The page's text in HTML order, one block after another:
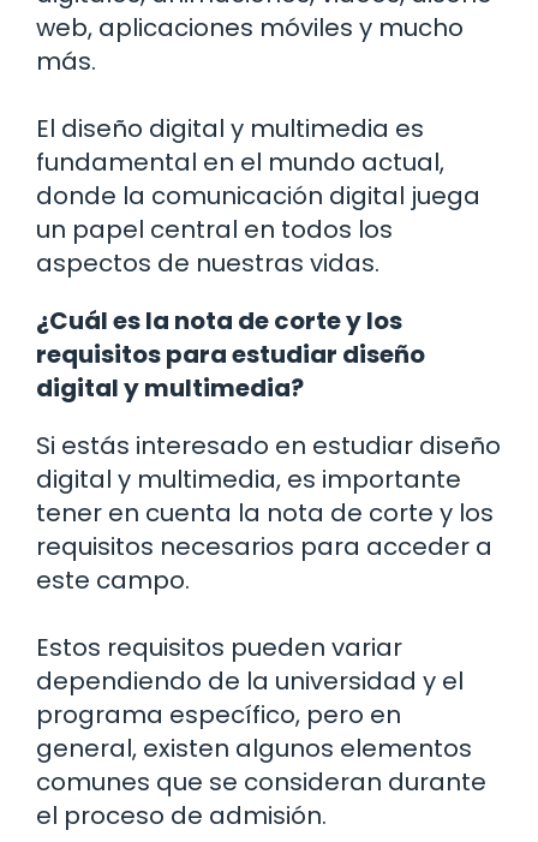
web, aplicaciones móviles y mucho
más.
El diseño digital y multimedia es
fundamental en el mundo actual,
donde la comunicación digital juega
un papel central en todos los
aspectos de nuestras vidas.
¿Cuál es la nota de corte y los
requisitos para estudiar diseño
digital y multimedia?
Si estás interesado en estudiar diseño
digital y multimedia, es importante
tener en cuenta la nota de corte y los
requisitos necesarios para acceder a
este campo.
Estos requisitos pueden variar
dependiendo de la universidad y el
programa específico, pero en
general, existen algunos elementos
comunes que se consideran durante
el proceso de admisión.